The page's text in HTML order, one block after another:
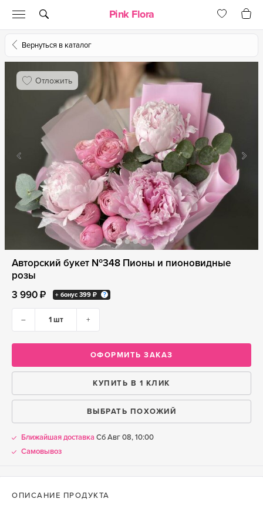
Pink Flora
Вернуться в каталог
Отложить
Авторский букет №348 Пионы и пионовидные
розы
3 990 ₽
+ бонус 399 ₽
– +
ОФОРМИТЬ ЗАКАЗ
КУПИТЬ В 1 КЛИК
ВЫБРАТЬ ПОХОЖИЙ
Ближайшая доставка Сб Авг 08, 10:00
Самовывоз
ОПИСАНИЕ ПРОДУКТА